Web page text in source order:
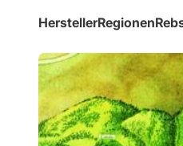
HerstellerRegionen